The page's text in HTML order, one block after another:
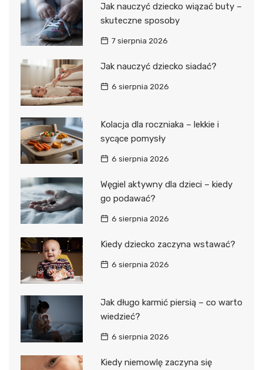
Jak nauczyć dziecko wiązać buty –
skuteczne sposoby
7 sierpnia 2026
Jak nauczyć dziecko siadać?
6 sierpnia 2026
Kolacja dla roczniaka – lekkie i
sycące pomysły
6 sierpnia 2026
Węgiel aktywny dla dzieci – kiedy
go podawać?
6 sierpnia 2026
Kiedy dziecko zaczyna wstawać?
6 sierpnia 2026
Jak długo karmić piersią – co warto
wiedzieć?
6 sierpnia 2026
Kiedy niemowlę zaczyna się